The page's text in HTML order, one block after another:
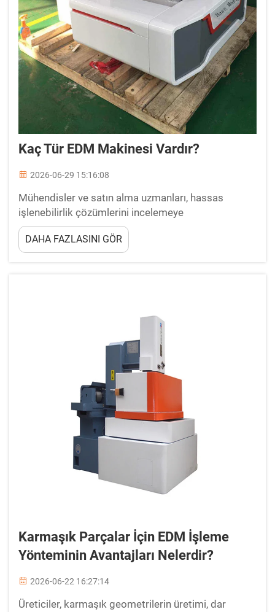
Kaç Tür EDM Makinesi Vardır?
2026-06-29 15:16:08
Mühendisler ve satın alma uzmanları, hassas
işlenebilirlik çözümlerini incelemeye
başladıklarında, karşılaşılan ilk sorulardan biri
aslında kaç tür EDM makinesinin mevcut olduğudur
ve bunlar birbirlerinden ne ile ayrılır. Elektrik Deşarjı
DAHA FAZLASINI GÖR
Karmaşık Parçalar İçin EDM İşleme
Yönteminin Avantajları Nelerdir?
2026-06-22 16:27:14
Üreticiler, karmaşık geometrilerin üretimi, dar